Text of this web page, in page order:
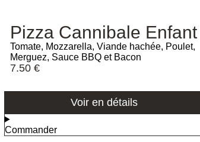
Pizza Cannibale Enfant
Tomate, Mozzarella, Viande hachée, Poulet,
Merguez, Sauce BBQ et Bacon
7.50 €
Voir en détails
Commander